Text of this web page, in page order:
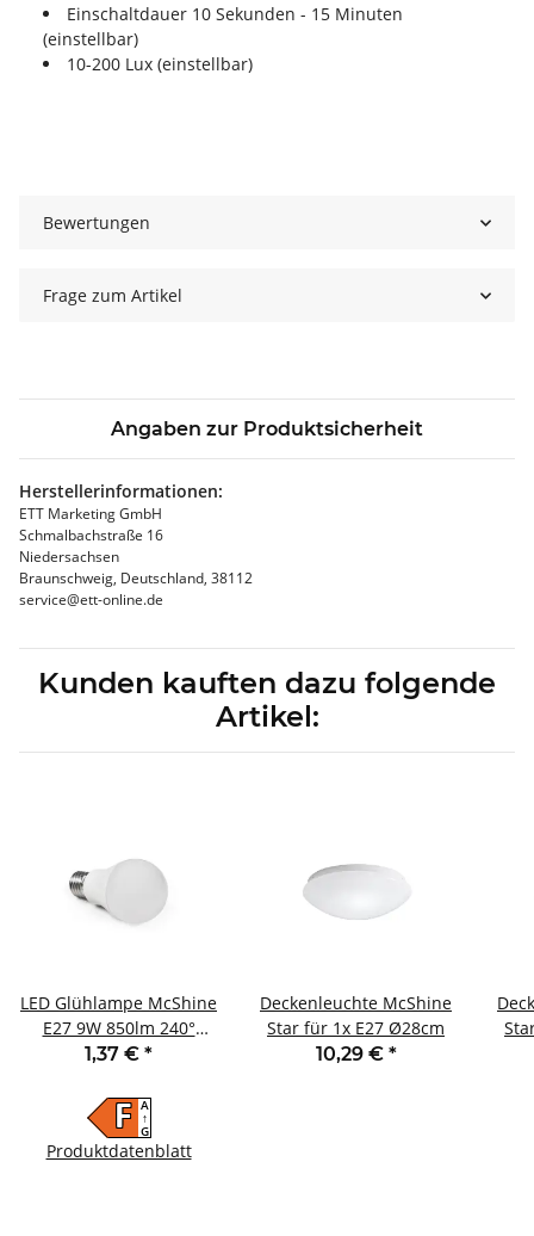
Einschaltdauer 10 Sekunden - 15 Minuten
(einstellbar)
10-200 Lux (einstellbar)
Bewertungen
Frage zum Artikel
Angaben zur Produktsicherheit
Herstellerinformationen:
ETT Marketing GmbH
Schmalbachstraße 16
Niedersachsen
Braunschweig, Deutschland, 38112
service@ett-online.de
Kunden kauften dazu folgende
Artikel:
LED Glühlampe McShine
E27 9W 850lm 240°
4000K neutralweiß
1,37 € *
F A
↑
G
Produktdatenblatt
Deckenleuchte McShine
Star für 1x E27 Ø28cm
10,29 € *